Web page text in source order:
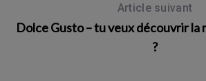
Article suivant
Dolce Gusto – tu veux découvrir la
?